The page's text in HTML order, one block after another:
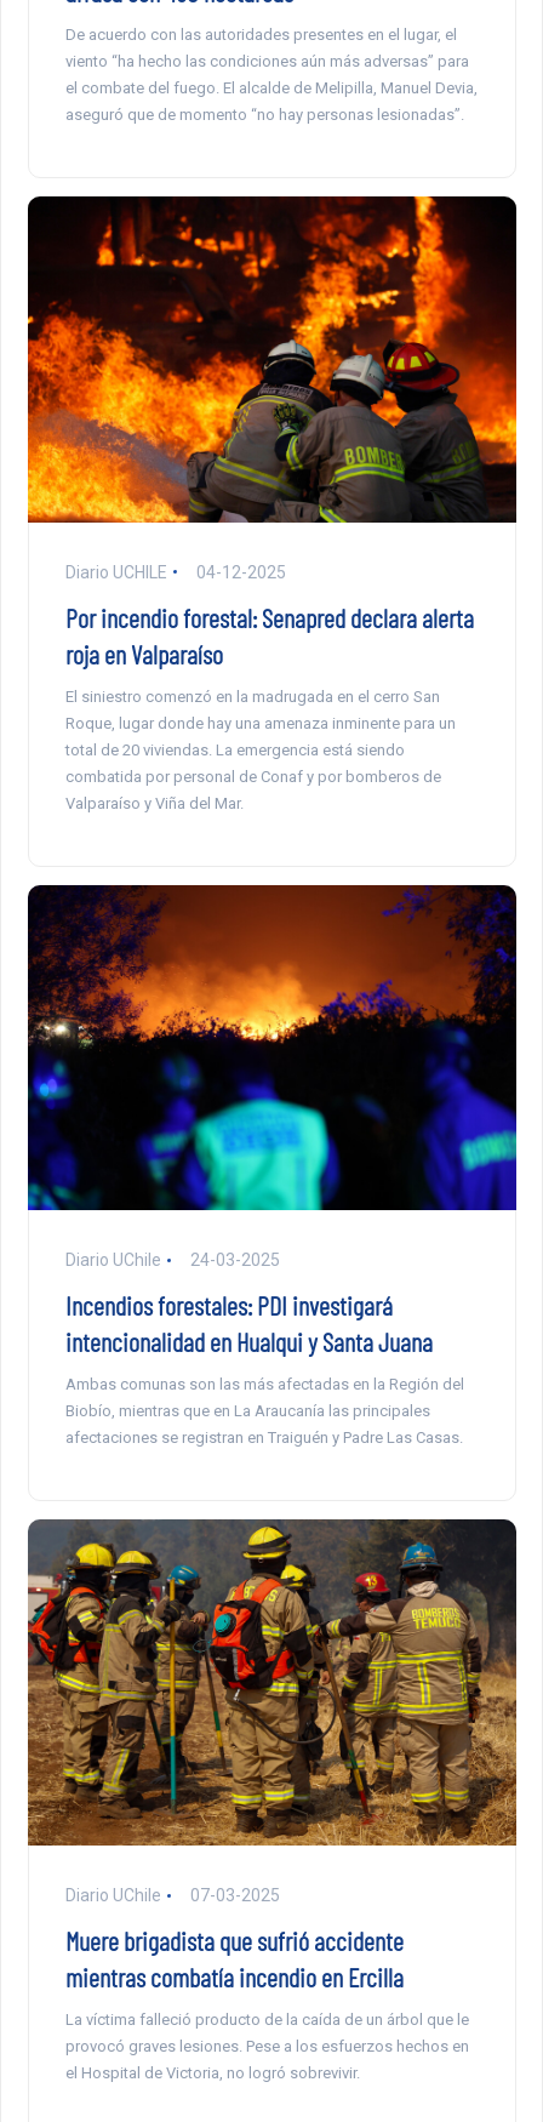
De acuerdo con las autoridades presentes en el lugar, el
viento “ha hecho las condiciones aún más adversas” para
el combate del fuego. El alcalde de Melipilla, Manuel Devia,
aseguró que de momento “no hay personas lesionadas”.
Diario UCHILE 04-12-2025
Por incendio forestal: Senapred declara alerta
roja en Valparaíso
El siniestro comenzó en la madrugada en el cerro San
Roque, lugar donde hay una amenaza inminente para un
total de 20 viviendas. La emergencia está siendo
combatida por personal de Conaf y por bomberos de
Valparaíso y Viña del Mar.
Diario UChile 24-03-2025
Incendios forestales: PDI investigará
intencionalidad en Hualqui y Santa Juana
Ambas comunas son las más afectadas en la Región del
Biobío, mientras que en La Araucanía las principales
afectaciones se registran en Traiguén y Padre Las Casas.
Diario UChile 07-03-2025
Muere brigadista que sufrió accidente
mientras combatía incendio en Ercilla
La víctima falleció producto de la caída de un árbol que le
provocó graves lesiones. Pese a los esfuerzos hechos en
el Hospital de Victoria, no logró sobrevivir.